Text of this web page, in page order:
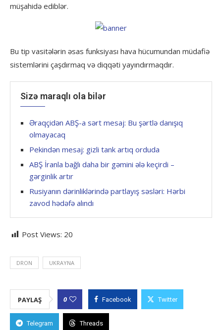
müşahidə ediblər.
Bu tip vasitələrin əsas funksiyası hava hücumundan müdafiə
sistemlərini çaşdırmaq və diqqəti yayındırmaqdır.
Sizə maraqlı ola bilər
Əraqçidən ABŞ-a sərt mesaj: Bu şərtlə danışıq
olmayacaq
Pekindən mesaj: gizli tank artıq orduda
ABŞ İranla bağlı daha bir gəmini ələ keçirdi –
gərginlik artır
Rusiyanın dərinliklərində partlayış səsləri: Hərbi
zavod hədəfə alındı
Post Views: 20
DRON UKRAYNA
PAYLAŞ 0 Facebook Twitter
Telegram Threads